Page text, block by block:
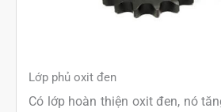
Lớp phủ oxit đen
Có lớp hoàn thiện oxit đen, nó